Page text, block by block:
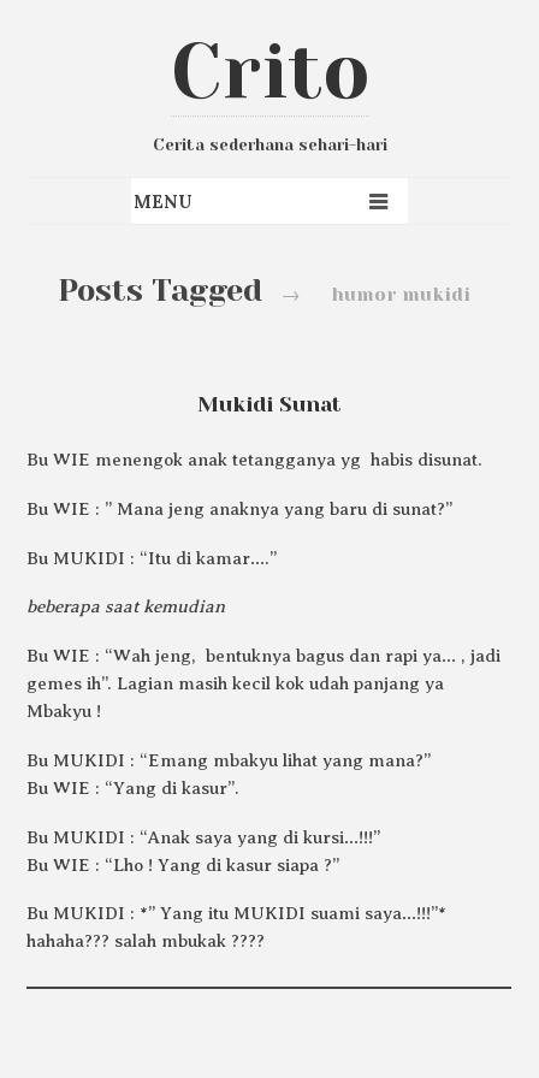
Crito
Cerita sederhana sehari-hari
Posts Tagged → humor mukidi
Mukidi Sunat
Bu WIE menengok anak tetangganya yg habis disunat.
Bu WIE : ” Mana jeng anaknya yang baru di sunat?”
Bu MUKIDI : “Itu di kamar….”
beberapa saat kemudian
Bu WIE : “Wah jeng, bentuknya bagus dan rapi ya… , jadi
gemes ih”. Lagian masih kecil kok udah panjang ya
Mbakyu !
Bu MUKIDI : “Emang mbakyu lihat yang mana?”
Bu WIE : “Yang di kasur”.
Bu MUKIDI : “Anak saya yang di kursi…!!!”
Bu WIE : “Lho ! Yang di kasur siapa ?”
Bu MUKIDI : *” Yang itu MUKIDI suami saya…!!!”*
hahaha??? salah mbukak ????